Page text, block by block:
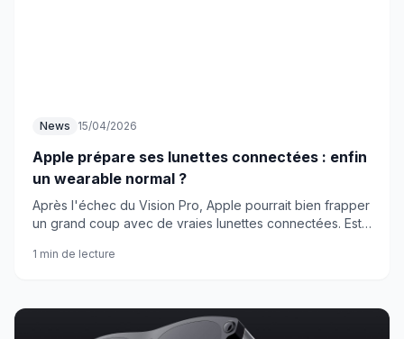
News 15/04/2026
Apple prépare ses lunettes connectées : enfin
un wearable normal ?
Après l'échec du Vision Pro, Apple pourrait bien frapper
un grand coup avec de vraies lunettes connectées. Est-
au quotidien ?
1 min de lecture